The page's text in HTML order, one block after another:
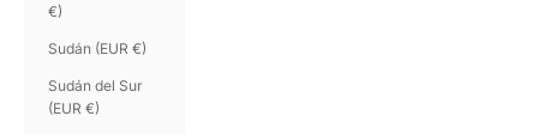
€)
Sudán (EUR €)
Sudán del Sur
(EUR €)